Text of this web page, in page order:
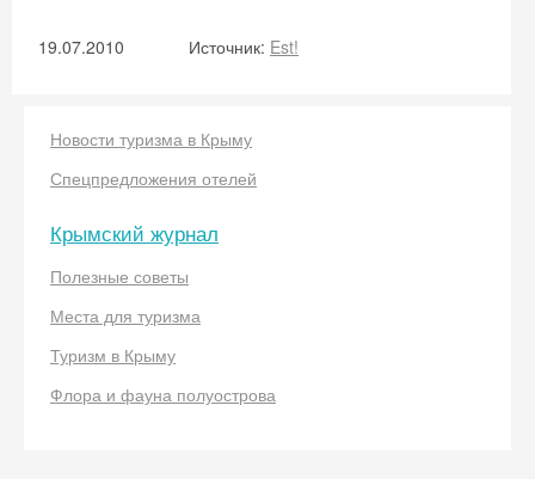
19.07.2010 Источник: Est!
Новости туризма в Крыму
Спецпредложения отелей
Крымский журнал
Полезные советы
Места для туризма
Туризм в Крыму
Флора и фауна полуострова
Скидка −5%
промокод на первое бронирование!